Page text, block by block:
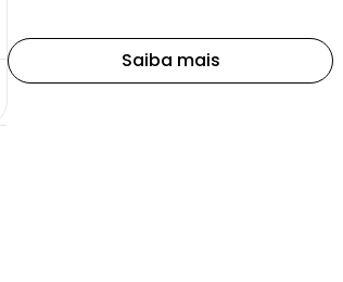
Saiba mais